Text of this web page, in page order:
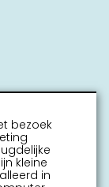
bezoek
kleine
in